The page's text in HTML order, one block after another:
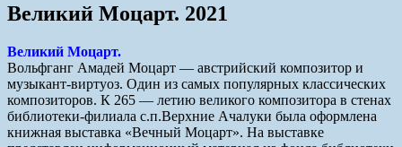
Великий Моцарт. 2021
Великий Моцарт.
Вольфганг Амадей Моцарт — австрийский композитор и
музыкант-виртуоз. Один из самых популярных классических
композиторов. К 265 — летию великого композитора в стенах
библиотеки-филиала с.п.Верхние Ачалуки была оформлена
книжная выставка «Вечный Моцарт». На выставке